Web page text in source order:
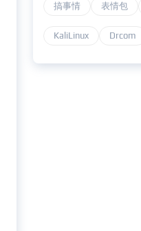
搞事情 表情包
KaliLinux Drcom